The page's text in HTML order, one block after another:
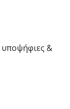
υποψήφιες &